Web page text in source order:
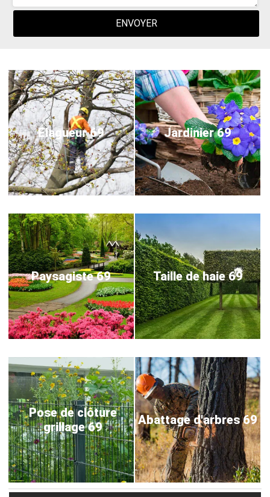
Elagueur 69 Jardinier 69
Paysagiste 69 Taille de haie 69
Pose de clôture
grillage 69
Abattage d'arbres 69